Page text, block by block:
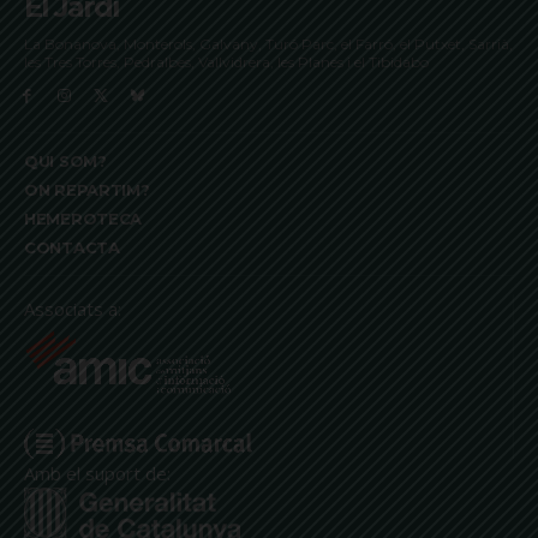
La Bonanova, Monterols, Galvany, Turó Parc, el Farró, el Putxet, Sarrià,
les Tres Torres, Pedralbes, Vallvidrera, les Planes i el Tibidabo
QUI SOM?
ON REPARTIM?
HEMEROTECA
CONTACTA
Associats a:
Amb el suport de: